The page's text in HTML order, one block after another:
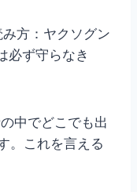
方：ヤクソグン
必ず守らなき
中でどこでも出
。これを言える